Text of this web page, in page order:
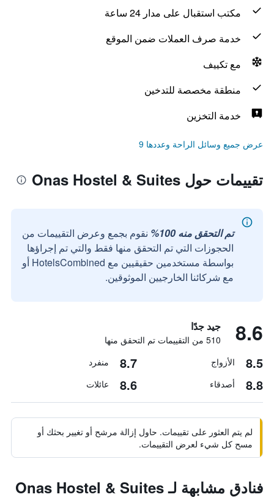
مكتب استقبال على مدار 24 ساعة
خدمة صرف العملات ضمن الموقع
مع تكييف
منطقة مخصصة للتدخين
خدمة التخزين
عرض جميع وسائل الراحة وعددها 9
تقييمات حول Onas Hostel & Suites
تم التحقق منه 100%
نقوم بجمع وعرض التقييمات من
الحجوزات التي تم التحقق منها فقط والتي تم إجراؤها
بواسطة مستخدمين حقيقيين مع HotelsCombined أو
مع شركائنا الخارجيين الموثوقين.
8.6 جيد جدًا
510 من التقييمات تم التحقق منها
8.5 الأزواج 8.7 منفرد
8.8 أصدقاء 8.6 عائلات
لم يتم العثور على تقييمات. حاول إزالة مرشح أو تغيير بحثك أو
مسح كل شيء لعرض التقييمات.
فنادق مشابهة لـ Onas Hostel & Suites